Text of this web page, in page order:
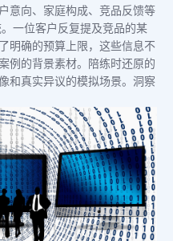
意向、家庭构成、竞品反馈等
一位客户反复提及竞品的某
明确的预算上限，这些信息不
例的背景素材。陪练时还原的
和真实异议的模拟场景。洞察